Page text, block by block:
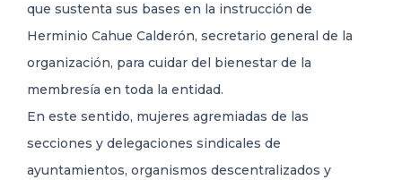
que sustenta sus bases en la instrucción de
Herminio Cahue Calderón, secretario general de la
organización, para cuidar del bienestar de la
membresía en toda la entidad.
En este sentido, mujeres agremiadas de las
secciones y delegaciones sindicales de
ayuntamientos, organismos descentralizados y